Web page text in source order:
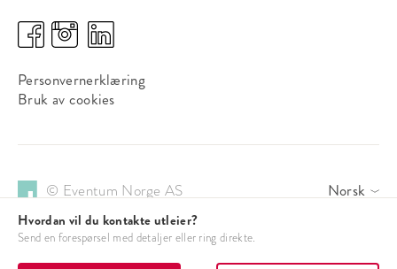
Hvordan vil du kontakte utleier?
Send en forespørsel med detaljer eller ring direkte.
Personvernerklæring
Bruk av cookies
© Eventum Norge AS Norsk